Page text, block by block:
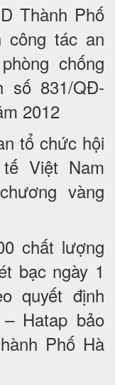
Thành Phố
công tác an
chống
số 831/QĐ-
2012
tổ chức hội
Việt Nam
vàng
chất lượng
bạc ngày 1
quyết định
Hatap bảo
Phố Hà